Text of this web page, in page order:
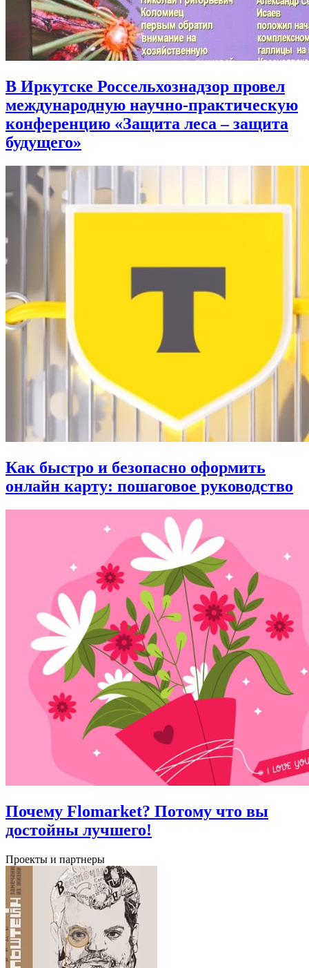
В Иркутске Россельхознадзор провел
международную научно-практическую
конференцию «Защита леса – защита
будущего»
Как быстро и безопасно оформить
онлайн карту: пошаговое руководство
Почему Flomarket? Потому что вы
достойны лучшего!
Проекты и партнеры